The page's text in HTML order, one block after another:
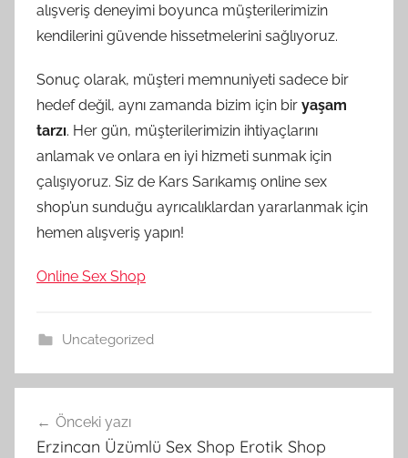
alışveriş deneyimi boyunca müşterilerimizin
kendilerini güvende hissetmelerini sağlıyoruz.
Sonuç olarak, müşteri memnuniyeti sadece bir
hedef değil, aynı zamanda bizim için bir yaşam
tarzı. Her gün, müşterilerimizin ihtiyaçlarını
anlamak ve onlara en iyi hizmeti sunmak için
çalışıyoruz. Siz de Kars Sarıkamış online sex
shop’un sunduğu ayrıcalıklardan yararlanmak için
hemen alışveriş yapın!
Online Sex Shop
Uncategorized
gezinmesi
Önceki yazı
Erzincan Üzümlü Sex Shop Erotik Shop